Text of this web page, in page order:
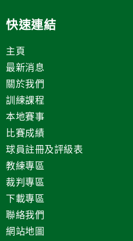
快速連結
主頁
最新消息
關於我們
訓練課程
本地賽事
比賽成績
球員註冊及評級表
教練專區
裁判專區
下載專區
聯絡我們
網站地圖